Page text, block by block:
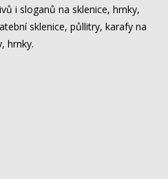
i sloganů na sklenice, hrnky,
sklenice, půllitry, karafy na
hrnky.